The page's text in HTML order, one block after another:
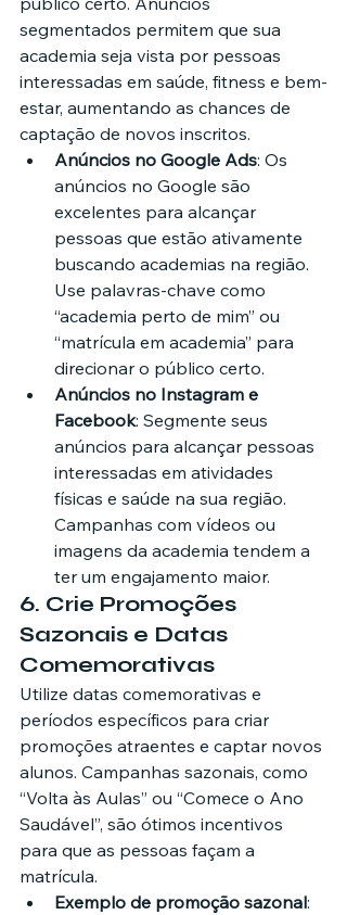
segmentados permitem que sua
academia seja vista por pessoas
interessadas em saúde, fitness e bem-
estar, aumentando as chances de
captação de novos inscritos.
Anúncios no Google Ads: Os
anúncios no Google são
excelentes para alcançar
pessoas que estão ativamente
buscando academias na região.
Use palavras-chave como
“academia perto de mim” ou
“matrícula em academia” para
direcionar o público certo.
Anúncios no Instagram e
Facebook: Segmente seus
anúncios para alcançar pessoas
interessadas em atividades
físicas e saúde na sua região.
Campanhas com vídeos ou
imagens da academia tendem a
ter um engajamento maior.
6. Crie Promoções
Sazonais e Datas
Comemorativas
Utilize datas comemorativas e
períodos específicos para criar
promoções atraentes e captar novos
alunos. Campanhas sazonais, como
“Volta às Aulas” ou “Comece o Ano
Saudável”, são ótimos incentivos
para que as pessoas façam a
matrícula.
Exemplo de promoção sazonal: